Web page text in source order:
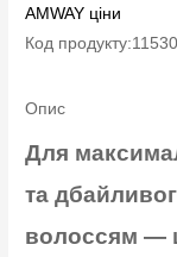
AMWAY ціни
Код
Опис
Для
та
волоссям —